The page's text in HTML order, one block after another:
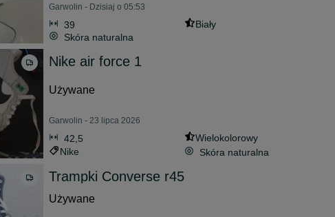
Garwolin - Dzisiaj o 05:53
39
Biały
Skóra naturalna
Nike air force 1
Używane
Garwolin - 23 lipca 2026
42,5
Wielokolorowy
Nike
Skóra naturalna
Trampki Converse r45
Używane